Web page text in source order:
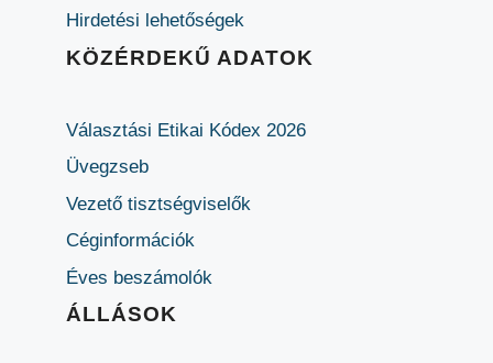
Hirdetési lehetőségek
KÖZÉRDEKŰ ADATOK
Választási Etikai Kódex 2026
Üvegzseb
Vezető tisztségviselők
Céginformációk
Éves beszámolók
ÁLLÁSOK